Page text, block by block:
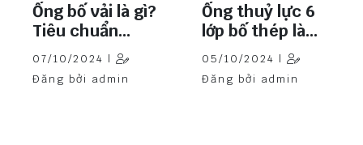
Ống bố vải là gì?
Tiêu chuẩn
SAE100R6
07/10/2024 |
Đăng bởi admin
Ống thuỷ lực 6
lớp bố thép là
gì?
05/10/2024 |
Đăng bởi admin